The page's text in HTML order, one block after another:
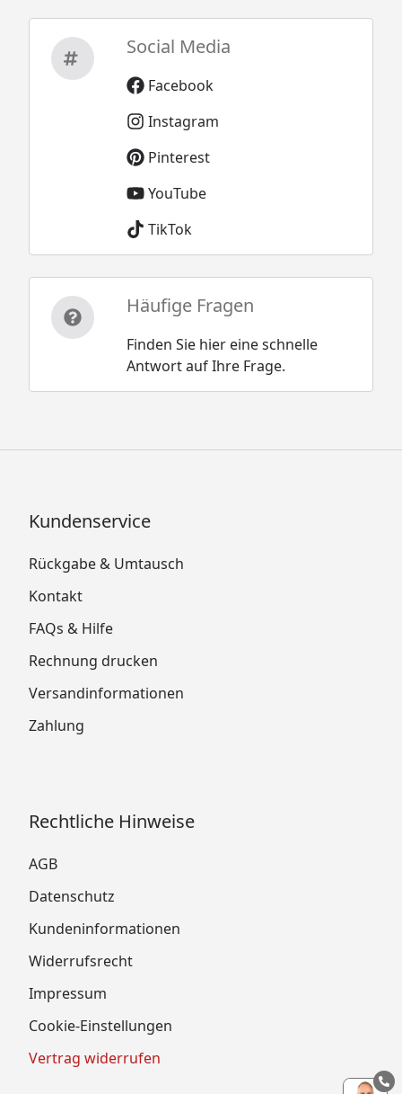
Social Media
Facebook
Instagram
Pinterest
YouTube
TikTok
Häufige Fragen
Finden Sie hier eine schnelle
Antwort auf Ihre Frage.
Kundenservice
Rückgabe & Umtausch
Kontakt
FAQs & Hilfe
Rechnung drucken
Versandinformationen
Zahlung
Rechtliche Hinweise
AGB
Datenschutz
Kundeninformationen
Widerrufsrecht
Impressum
Cookie-Einstellungen
Vertrag widerrufen